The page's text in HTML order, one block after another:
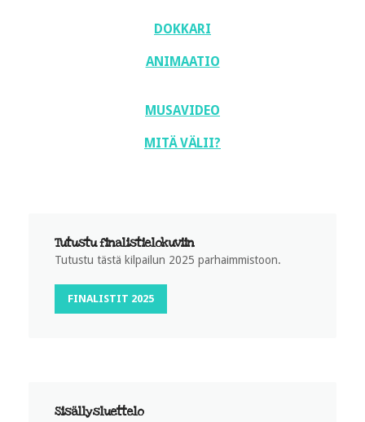
DOKKARI
ANIMAATIO
MUSAVIDEO
MITÄ VÄLII?
Tutustu finalistielokuviin
Tutustu tästä kilpailun 2025 parhaimmistoon.
FINALISTIT 2025
Sisällysluettelo